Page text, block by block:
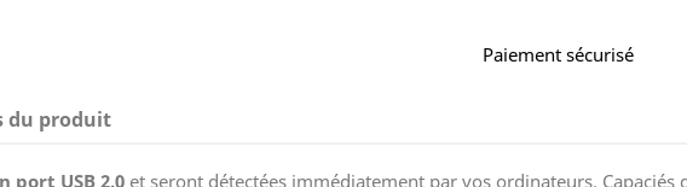
Paiement sécurisé
du produit
port USB 2.0 et seront détectées immédiatement par vos ordinateurs. Capaciés